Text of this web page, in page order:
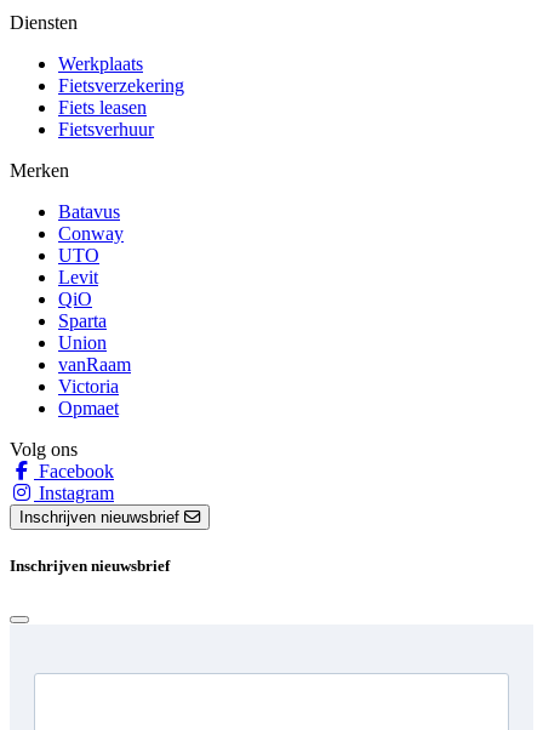
Diensten
Werkplaats
Fietsverzekering
Fiets leasen
Fietsverhuur
Merken
Batavus
Conway
UTO
Levit
QiO
Sparta
Union
vanRaam
Victoria
Opmaet
Volg ons
Facebook
Instagram
Inschrijven nieuwsbrief
Inschrijven nieuwsbrief